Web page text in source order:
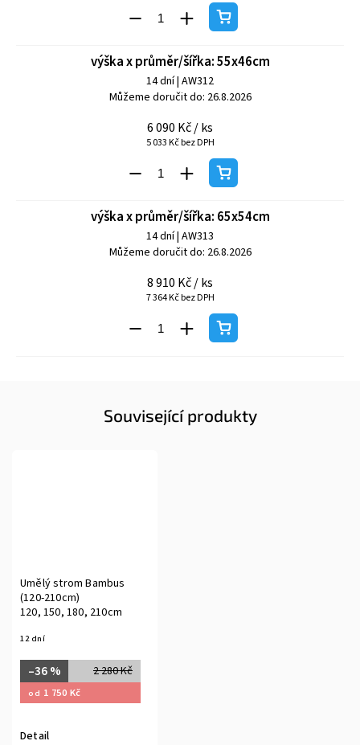
výška x průměr/šířka: 55x46cm
14 dní| AW312
Můžeme doručit do: 26.8.2026
6 090 Kč/ ks
5 033 Kč bez DPH
výška x průměr/šířka: 65x54cm
14 dní| AW313
Můžeme doručit do: 26.8.2026
8 910 Kč/ ks
7 364 Kč bez DPH
Související produkty
Umělý strom Bambus
(120-210cm)
120, 150, 180, 210cm
12 dní
2 280 Kč
–36 %
od 1 750 Kč
Detail